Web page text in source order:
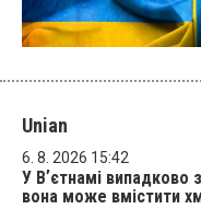
Unian
6. 8. 2026 15:42
У Вʼєтнамі випадково
вона може вмістити